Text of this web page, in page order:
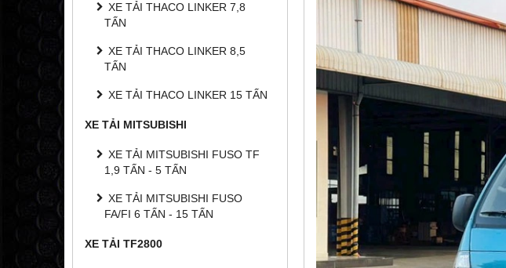
XE TẢI THACO LINKER 7,8
TẤN
XE TẢI THACO LINKER 8,5
TẤN
XE TẢI THACO LINKER 15 TẤN
XE TẢI MITSUBISHI
XE TẢI MITSUBISHI FUSO TF
1,9 TẤN - 5 TẤN
XE TẢI MITSUBISHI FUSO
FA/FI 6 TẤN - 15 TẤN
XE TẢI TF2800